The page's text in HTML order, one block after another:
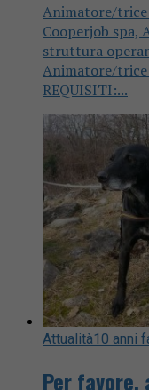
Animatore/
Cooperjob spa,
struttura
Animatore/
REQUISITI:...
Attualità10 anni
Per